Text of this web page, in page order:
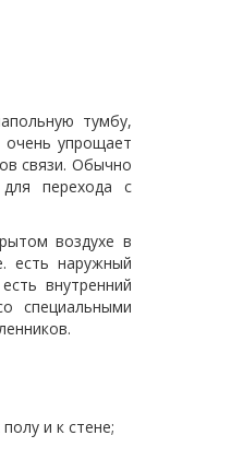
тумбу,
очень упрощает
связи. Обычно
перехода с
воздухе в
есть наружный
внутренний
специальными
и к стене;